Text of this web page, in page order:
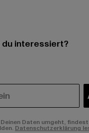
interessiert?
Daten umgeht,
Datenschutzerklärung